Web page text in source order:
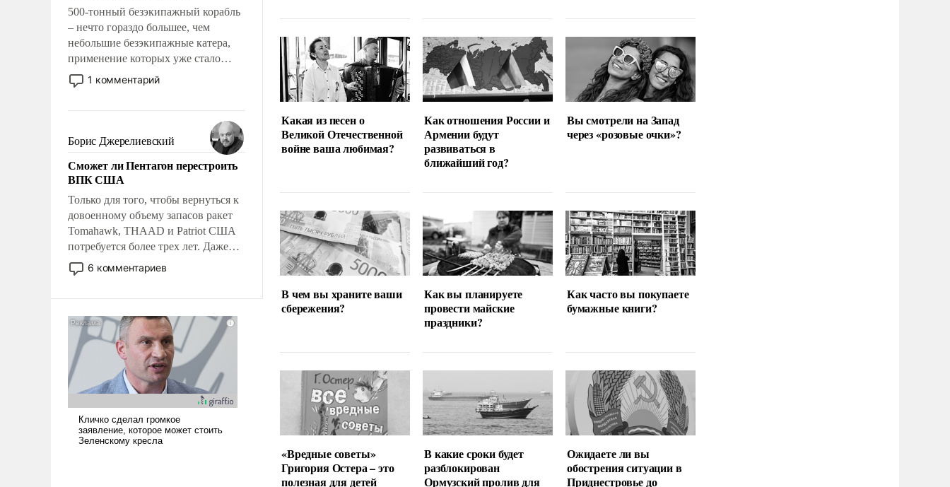
500-тонный безэкипажный корабль
– нечто гораздо большее, чем
небольшие безэкипажные катера,
применение которых уже стало
обыденностью. Задача по созданию
такого корабля очень сложна и
реализация радикально поднимет
наши боевые возможности.
1 комментарий
Борис Джерелиевский
Сможет ли Пентагон перестроить
ВПК США
Только для того, чтобы вернуться к
довоенному объему запасов ракет
Tomahawk, THAAD и Patriot США
потребуется более трех лет. Даже
небольшая война с Ираном
опустошила американские
уязвимости США, например, перед
Китаем.
6 комментариев
Какая из песен о
Великой Отечественной
войне ваша любимая?
Как отношения России и
Армении будут
развиваться в
ближайший год?
Вы смотрели на Запад
через «розовые очки»?
В чем вы храните ваши
сбережения?
Как вы планируете
провести майские
праздники?
Как часто вы покупаете
бумажные книги?
«Вредные советы»
Григория Остера – это
полезная для детей
В какие сроки будет
разблокирован
Ормузский пролив для
Ожидаете ли вы
обострения ситуации в
Приднестровье до